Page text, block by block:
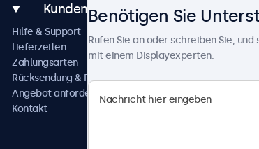
Kundenservice
Hilfe & Support
Lieferzeiten
Zahlungsarten
Rücksendung & Reparatur
Angebot anfordern
Kontakt
Über
Neuigkeiten und
Über uns
Karriere
Benötigen Sie
Rufen Sie an oder schreiben Sie,
mit einem Displayexperten.